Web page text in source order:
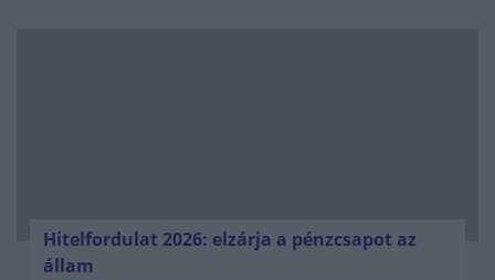
Hitelfordulat 2026: elzárja a pénzcsapot az
állam